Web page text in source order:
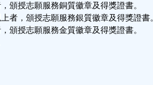
頒授志願服務銅質徽章及得獎證書。
者，頒授志願服務銀質徽章及得獎證書
頒授志願服務金質徽章及得獎證書。